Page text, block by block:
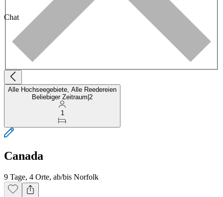
Chat
Alle Hochseegebiete, Alle Reedereien
Beliebiger Zeitraum 2
1
Canada
9 Tage, 4 Orte, ab/bis Norfolk